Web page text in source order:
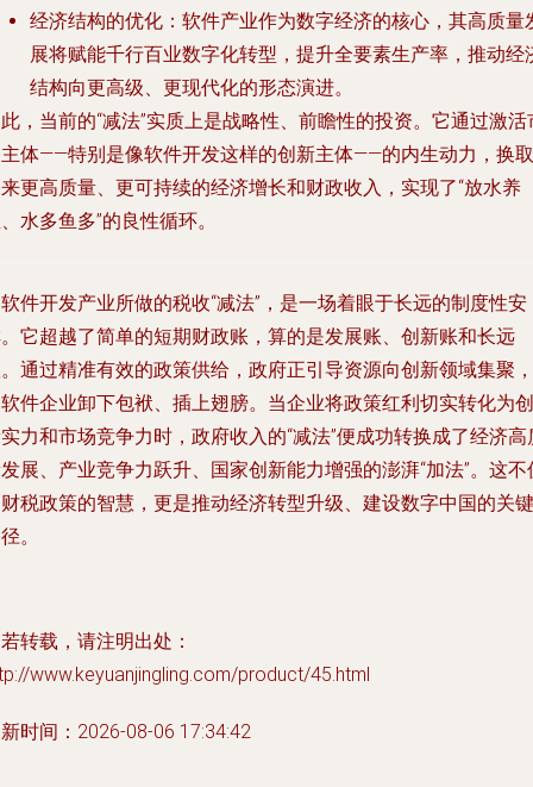
经济结构的优化 ：软件产业作为数字经济的核心，其高质量
展将赋能千行百业数字化转型，提升全要素生产率，推动经
结构向更高级、更现代化的形态演进。
，当前的“减法”实质上是战略性、前瞻性的投资。它通过激活
体——特别是像软件开发这样的创新主体——的内生动力，换取
更高质量、更可持续的经济增长和财政收入，实现了“放水养
水多鱼多”的良性循环。
件开发产业所做的税收“减法”，是一场着眼于长远的制度性安
它超越了简单的短期财政账，算的是发展账、创新账和长远
通过精准有效的政策供给，政府正引导资源向创新领域集聚，
件企业卸下包袱、插上翅膀。当企业将政策红利切实转化为创
力和市场竞争力时，政府收入的“减法”便成功转换成了经济高
展、产业竞争力跃升、国家创新能力增强的澎湃“加法”。这不
税政策的智慧，更是推动经济转型升级、建设数字中国的关键
。
转载，请注明出处：
www.keyuanjingling.com/product/45.html
时间：2026-08-06 17:34:42